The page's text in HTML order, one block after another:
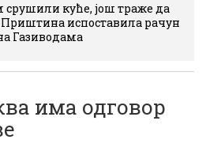
куће, још траже да
Приштина испоставила рачун
Газиводама
има одговор